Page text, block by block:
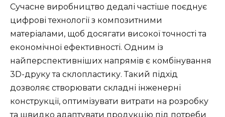
Сучасне виробництво дедалі частіше поєднує
цифрові технології з композитними
матеріалами, щоб досягати високої точності та
економічної ефективності. Одним із
найперспективніших напрямів є комбінування
3D-друку та склопластику. Такий підхід
дозволяє створювати складні інженерні
конструкції, оптимізувати витрати на розробку
та швидко адаптувати продукцію під потреби